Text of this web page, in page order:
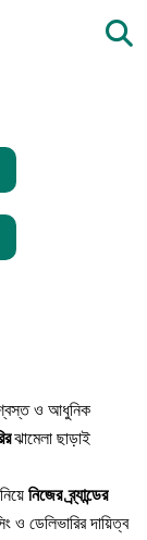
ও আধুনিক
ঝামেলা ছাড়াই
নিজের ব্র্যান্ডের
ও ডেলিভারির দায়িত্ব